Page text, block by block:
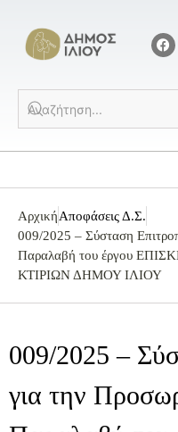
ΑρχικήΑποφάσεις Δ.Σ.
009/2025 – Σύσταση
Παραλαβή του έργου
ΚΤΙΡΙΩΝ ΔΗΜΟΥ ΙΛΙΟΥ
009/2025 –
για την